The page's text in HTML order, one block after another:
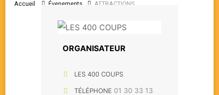
Accueil Évenements ATTRACTIONS
ORGANISATEUR
LES 400 COUPS
TÉLÉPHONE 01 30 33 13